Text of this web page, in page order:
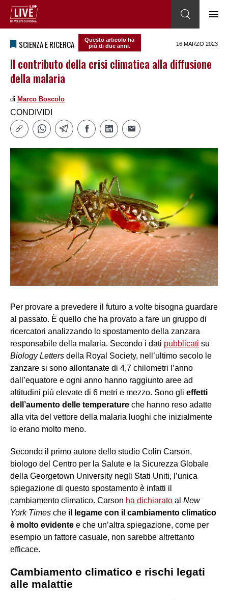
SCIENZA E RICERCA
Questo articolo ha
più di due anni.
16 MARZO 2023
Il contributo della crisi climatica alla diffusione
della malaria
di Marco Boscolo
CONDIVIDI
Per provare a prevedere il futuro a volte bisogna guardare
al passato. È quello che ha provato a fare un gruppo di
ricercatori analizzando lo spostamento della zanzara
responsabile della malaria. Secondo i dati pubblicati su
Biology Letters della Royal Society, nell’ultimo secolo le
zanzare si sono allontanate di 4,7 chilometri l’anno
dall’equatore e ogni anno hanno raggiunto aree ad
altitudini più elevate di 6 metri e mezzo. Sono gli effetti
dell’aumento delle temperature che hanno reso adatte
alla vita del vettore della malaria luoghi che inizialmente
lo erano molto meno.
Secondo il primo autore dello studio Colin Carson,
biologo del Centro per la Salute e la Sicurezza Globale
della Georgetown University negli Stati Uniti, l’unica
spiegazione di questo spostamento è infatti il
cambiamento climatico. Carson ha dichiarato al New
York Times che il legame con il cambiamento climatico
è molto evidente e che un’altra spiegazione, come per
esempio un fattore casuale, non sarebbe altrettanto
efficace.
Cambiamento climatico e rischi legati
alle malattie